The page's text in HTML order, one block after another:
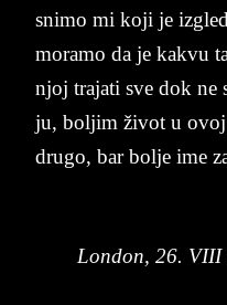
sni­mo mi koji je
mo­ra­mo da je ka­kvu
njoj tra­ja­ti sve dok
ju, bol­jim život u
dru­go, bar bol­je ime
London, 26. VIII